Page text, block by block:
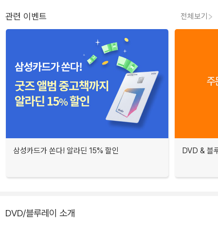
관련 이벤트 전체보기
삼성카드가 쏜다! 알라딘 15% 할인 DVD & 블
DVD/블루레이 소개